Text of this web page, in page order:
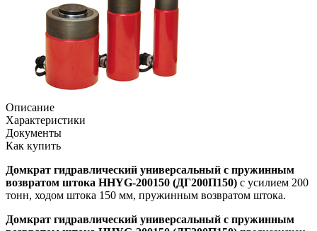
Описание
Характеристики
Документы
Как купить
Домкрат гидравлический универсальный с пружинным
возвратом штока HHYG-200150 (ДГ200П150) c усилием 200
тонн, ходом штока 150 мм, пружинным возвратом штока.
Домкрат гидравлический универсальный с пружинным